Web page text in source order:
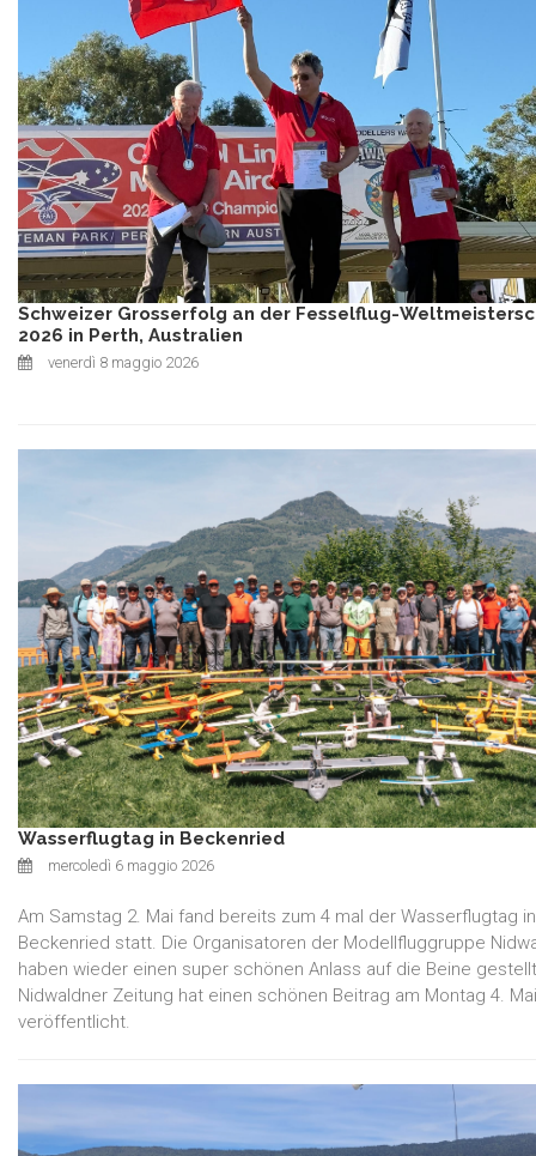
Schweizer Grosserfolg an der Fesselflug-
2026 in Perth, Australien
venerdì 8 maggio 2026
Wasserflugtag in Beckenried
mercoledì 6 maggio 2026
Am Samstag 2. Mai fand bereits zum 4 mal der Wasserflugtag in
Beckenried statt. Die Organisatoren der Modellfluggruppe
haben wieder einen super schönen Anlass auf die Beine
Nidwaldner Zeitung hat einen schönen Beitrag am Montag 4.
veröffentlicht.